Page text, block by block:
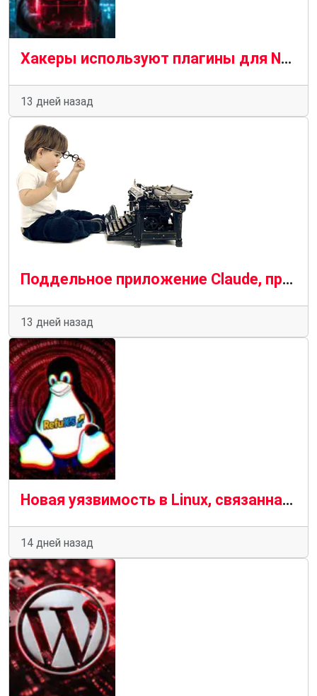
Хакеры используют плагины для Notepad++ для скрытой установки вредоносного ПО.
13 дней назад
Поддельное приложение Claude, продвигаемое рекламой Bing, распространяет вредоносное ПО SectopRAT.
13 дней назад
Новая уязвимость в Linux, связанная с файловой системой RefluXFS, позволяет злоумышленникам получить права root.
14 дней назад